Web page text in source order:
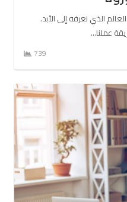
الذي نعرفه إلى الأبد.
عملنا…
739